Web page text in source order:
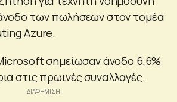
των πωλήσεων στον τομέα
Azure.
σημείωσαν άνοδο 6,6%
στις πρωινές συναλλαγές.